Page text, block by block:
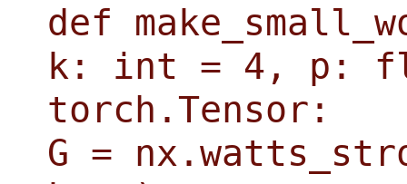
def
k: int = 4, p:
torch.Tensor:
G =